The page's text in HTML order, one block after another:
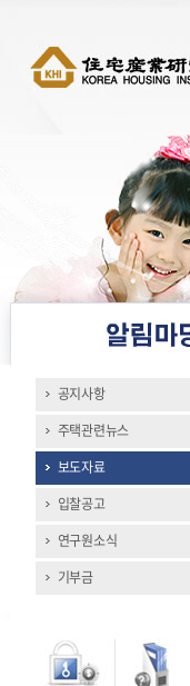
공지사항
주택관련뉴스
보도자료
입찰공고
연구원소식
기부금